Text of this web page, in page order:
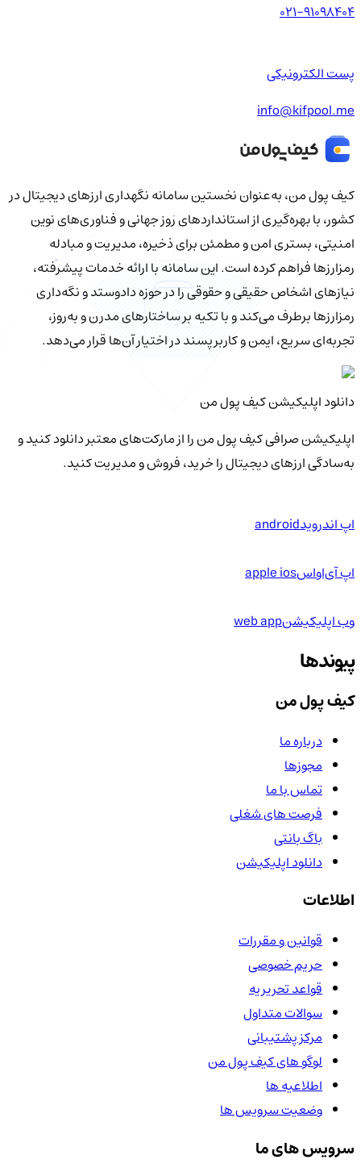
021-91098404
پست الکترونیکی
info@kifpool.me
کیف‌ پول من، به‌عنوان نخستین سامانه نگهداری ارزهای دیجیتال در
کشور، با بهره‌گیری از استانداردهای روز جهانی و فناوری‌های نوین
امنیتی، بستری امن و مطمئن برای ذخیره، مدیریت و مبادله
رمزارزها فراهم کرده است. این سامانه با ارائه خدمات پیشرفته،
نیازهای اشخاص حقیقی و حقوقی را در حوزه دادوستد و نگه‌داری
رمزارزها برطرف می‌کند و با تکیه بر ساختارهای مدرن و به‌روز،
تجربه‌ای سریع، ایمن و کاربرپسند در اختیار آن‌ها قرار می‌دهد.
دانلود اپلیکیشن کیف‌ پول من
اپلیکیشن صرافی کیف پول من را از مارکت‌های معتبر دانلود کنید و
به‌سادگی ارزهای دیجیتال را خرید، فروش و مدیریت کنید.
اپ اندرویدandroid
اپ آی‌او‌اسapple ios
وب اپلیکیشنweb app
پیوندها
کیف پول من
درباره ما
مجوزها
تماس با ما
فرصت های شغلی
باگ بانتی
دانلود اپلیکیشن
اطلاعات
قوانین و مقررات
حریم خصوصی
قواعد تحریریه
سوالات متداول
مرکز پشتیبانی
لوگو های کیف پول من
اطلاعیه ها
وضعیت سرویس ها
سرویس های ما